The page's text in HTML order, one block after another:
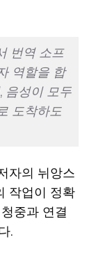
번역 소프
역할을 합
음성이 모두
도착하도
자의 뉘앙스
작업이 정확
중과 연결
.